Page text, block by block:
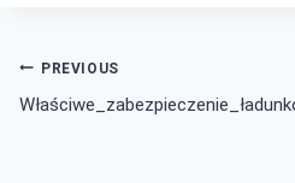
Post
navigation
PREVIOUS